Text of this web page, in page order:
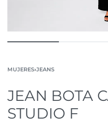
MUJERES›JEANS
JEAN BOTA
STUDIO F